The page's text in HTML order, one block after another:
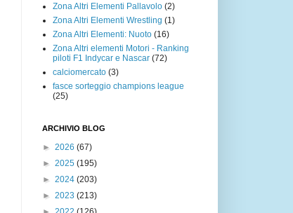
Zona Altri Elementi Pallavolo (2)
Zona Altri Elementi Wrestling (1)
Zona Altri Elementi: Nuoto (16)
Zona Altri elementi Motori - Ranking
piloti F1 Indycar e Nascar (72)
calciomercato (3)
fasce sorteggio champions league
(25)
ARCHIVIO BLOG
► 2026 (67)
► 2025 (195)
► 2024 (203)
► 2023 (213)